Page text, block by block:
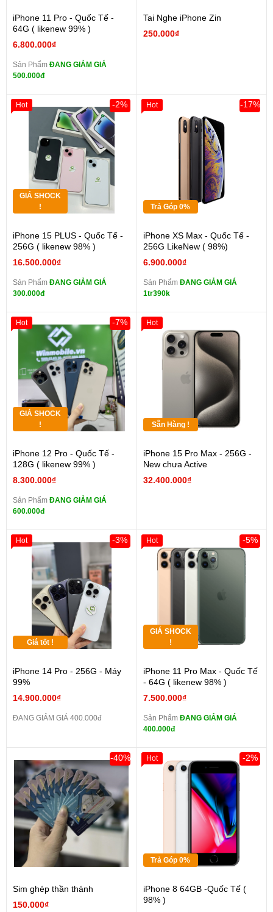
iPhone 11 Pro - Quốc Tế -
64G ( likenew 99% )
6.800.000₫
Sản Phẩm ĐANG GIẢM GIÁ
500.000đ
Tai Nghe iPhone Zin
250.000₫
GIÁ SHOCK
!
iPhone 15 PLUS - Quốc Tế -
256G ( likenew 98% )
16.500.000₫
-2%
Sản Phẩm ĐANG GIẢM GIÁ
300.000đ
Hot
Trả Góp 0%
iPhone XS Max - Quốc Tế -
256G LikeNew ( 98%)
6.900.000₫
-17%
Sản Phẩm ĐANG GIẢM GIÁ
1tr390k
Hot
GIÁ SHOCK
!
iPhone 12 Pro - Quốc Tế -
128G ( likenew 99% )
8.300.000₫
-7%
Sản Phẩm ĐANG GIẢM GIÁ
600.000đ
Hot
Sẵn Hàng !
iPhone 15 Pro Max - 256G -
New chưa Active
32.400.000₫
Hot
Giá tốt !
iPhone 14 Pro - 256G - Máy
99%
14.900.000₫
-3%
ĐANG GIẢM GIÁ 400.000đ
Hot
GIÁ SHOCK
!
iPhone 11 Pro Max - Quốc Tế
- 64G ( likenew 98% )
7.500.000₫
-5%
Sản Phẩm ĐANG GIẢM GIÁ
400.000đ
Hot
Sim ghép thần thánh
150.000₫
-40%
Trả Góp 0%
iPhone 8 64GB -Quốc Tế (
98% )
-2%
Hot